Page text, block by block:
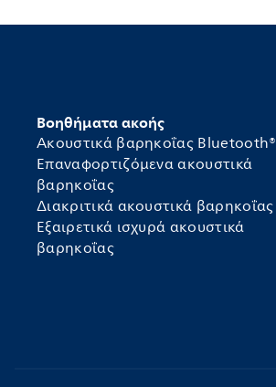
Βοηθήματα ακοής
Ακουστικά βαρηκοΐας Bluetooth®
Επαναφορτιζόμενα ακουστικά
βαρηκοΐας
Διακριτικά ακουστικά βαρηκοΐας
Εξαιρετικά ισχυρά ακουστικά
βαρηκοΐας